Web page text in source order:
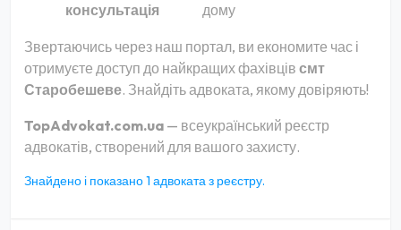
консультація
дому
Звертаючись через наш портал, ви економите час і
отримуєте доступ до найкращих фахівців смт
Старобешеве. Знайдіть адвоката, якому довіряють!
TopAdvokat.com.ua — всеукраїнський реєстр
адвокатів, створений для вашого захисту.
Знайдено і показано 1 адвоката з реєстру.